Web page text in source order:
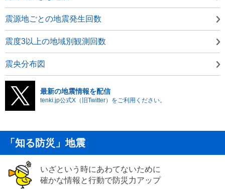
震源地ごとの地震発生回数
震度3以上の地域別観測回数
震央分布図
最新の地震情報を配信
tenki.jp公式X（旧Twitter）をご利用ください。
「知る防災」地震
いざという時にあわてないために
確かな情報と行動で防災力アップ